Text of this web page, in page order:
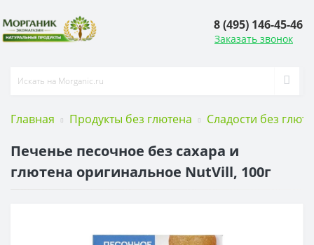
8 (495) 146-45-46
Заказать звонок
Главная Продукты без глютена Сладости без
Печенье песочное без сахара и
глютена оригинальное NutVill, 100г